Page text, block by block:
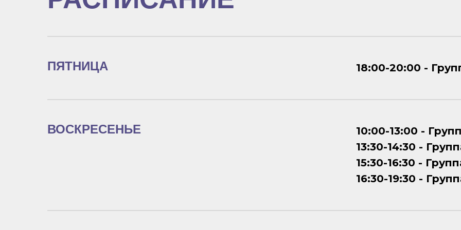
ПЯТНИЦА 18:00-20:00 -
ВОСКРЕСЕНЬЕ
10:00-13:00 -
13:30-14:30 -
15:30-16:30 -
16:30-19:30 -